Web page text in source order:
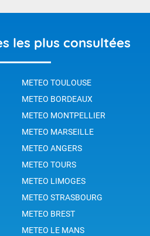
les plus consultées
METEO TOULOUSE
METEO BORDEAUX
METEO MONTPELLIER
METEO MARSEILLE
METEO ANGERS
METEO TOURS
METEO LIMOGES
METEO STRASBOURG
METEO BREST
METEO LE MANS